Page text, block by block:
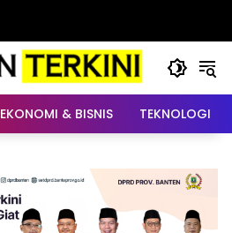
EKONOMI & BISNIS TEKNOLOGI